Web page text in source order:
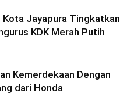
Kota Jayapura Tingkatkan
KDK Merah Putih
Kemerdekaan Dengan
dari Honda